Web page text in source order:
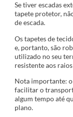
Se tiver escadas
tapete protetor,
de escada.
Os tapetes de
e, portanto, são
utilizado no seu
resistente aos
Nota importante: o
facilitar o
algum tempo até
plano.